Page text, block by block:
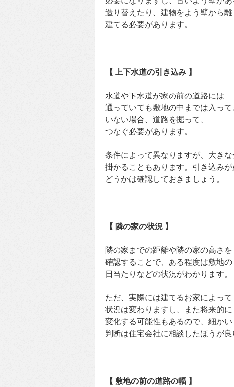
造り替えたり、建物をよう壁から離
建てる必要があります。
【 上下水道の引き込み 】
水道や下水道が家の前の道路には
通っていても敷地の中までは入って
いない場合、道路を掘って、
つなぐ必要があります。
条件によって異なりますが、大きな
掛かることもあります。引き込みが
どうかは確認しておきましょう。
【 隣の家の状況 】
隣の家までの距離や隣の家の高さを
確認することで、ある程度は敷地の
日当たりなどの状況がわかります。
ただ、実際には建てるお家によって
状況は変わりますし、また将来的に
変化する可能性もあるので、細かい
判断は住宅会社に相談したほうが良
【 敷地の前の道路の幅 】